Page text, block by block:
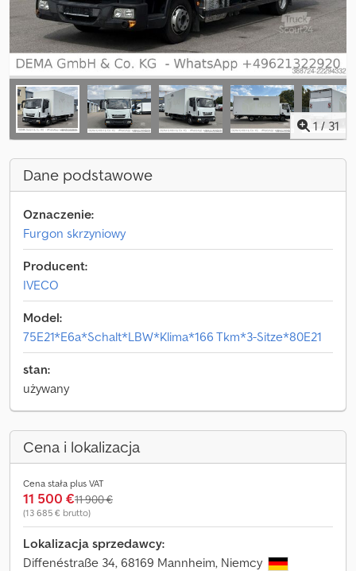
1 /31
Dane podstawowe
Oznaczenie:
Furgon skrzyniowy
Producent:
IVECO
Model:
75E21*E6a*Schalt*LBW*Klima*166 Tkm*3-Sitze*80E21
stan:
używany
Cena i lokalizacja
Cena stała plus VAT
11 500 €11 900 €
(13 685 € brutto)
Lokalizacja sprzedawcy:
Diffenéstraße 34, 68169 Mannheim, Niemcy